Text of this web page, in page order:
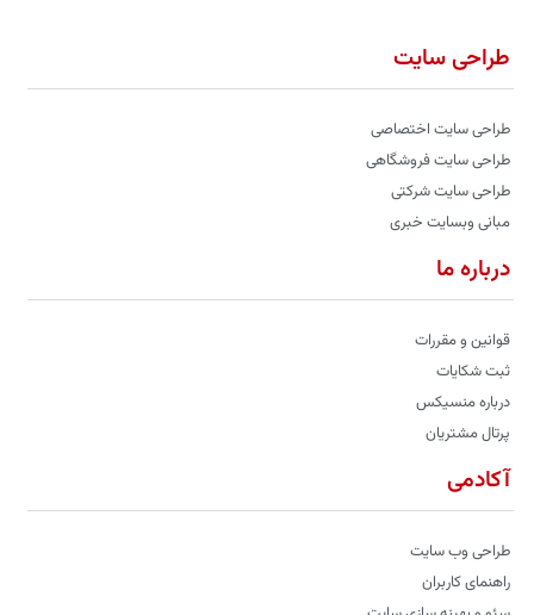
طراحی سایت
طراحی سایت اختصاصی
طراحی سایت فروشگاهی
طراحی سایت شرکتی
مبانی وبسایت خبری
درباره ما
قوانین و مقررات
ثبت شکایات
درباره منسیکس
پرتال مشتریان
آکادمی
طراحی وب سایت
راهنمای کاربران